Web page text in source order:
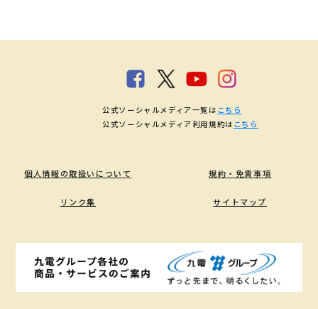
個人情報の取扱いについて 規約・免責事項
リンク集 サイトマップ
公式ソーシャルメディア一覧は こちら
公式ソーシャルメディア利用規約は こちら